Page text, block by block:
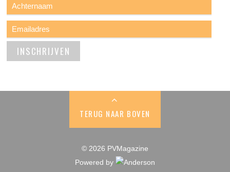
TERUG NAAR BOVEN
© 2026 PVMagazine
Powered by